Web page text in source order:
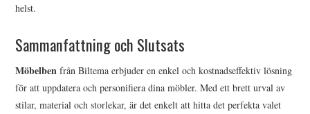
helst.
Sammanfattning och Slutsats
Möbelben från Biltema erbjuder en enkel och kostnadseffektiv lösning
för att uppdatera och personifiera dina möbler. Med ett brett urval av
stilar, material och storlekar, är det enkelt att hitta det perfekta valet